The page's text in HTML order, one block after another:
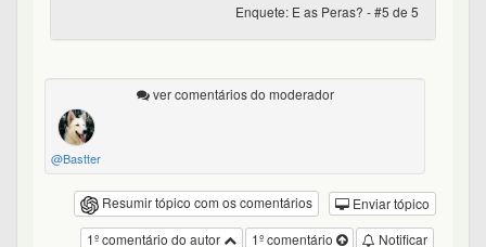
Enquete: E as Peras? - #5 de 5
ver comentários do moderador
@Bastter
Resumir tópico com os comentários
Enviar tópico
Notificar
1º comentário
1º comentário do autor